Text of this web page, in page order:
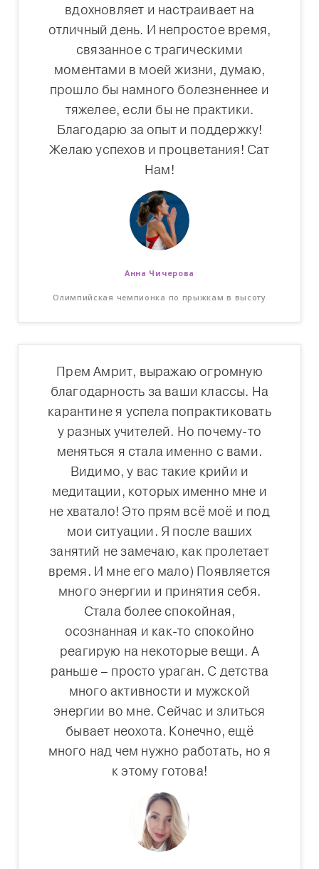
вдохновляет и настраивает на
отличный день. И непростое время,
связанное с трагическими
моментами в моей жизни, думаю,
прошло бы намного болезненнее и
тяжелее, если бы не практики.
Благодарю за опыт и поддержку!
Желаю успехов и процветания! Сат
Нам!
Анна Чичерова
Олимпийская чемпионка по прыжкам в высоту
Прем Амрит, выражаю огромную
благодарность за ваши классы. На
карантине я успела попрактиковать
у разных учителей. Но почему-то
меняться я стала именно с вами.
Видимо, у вас такие крийи и
медитации, которых именно мне и
не хватало! Это прям всё моё и под
мои ситуации. Я после ваших
занятий не замечаю, как пролетает
время. И мне его мало) Появляется
много энергии и принятия себя.
Стала более спокойная,
осознанная и как-то спокойно
реагирую на некоторые вещи. А
раньше – просто ураган. С детства
много активности и мужской
энергии во мне. Сейчас и злиться
бывает неохота. Конечно, ещё
много над чем нужно работать, но я
к этому готова!